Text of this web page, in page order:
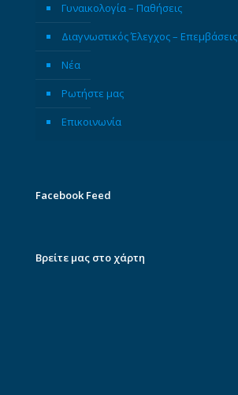
Γυναικολογία – Παθήσεις
Διαγνωστικός Έλεγχος – Επεμβάσεις
Νέα
Ρωτήστε μας
Επικοινωνία
Facebook Feed
Βρείτε μας στο χάρτη